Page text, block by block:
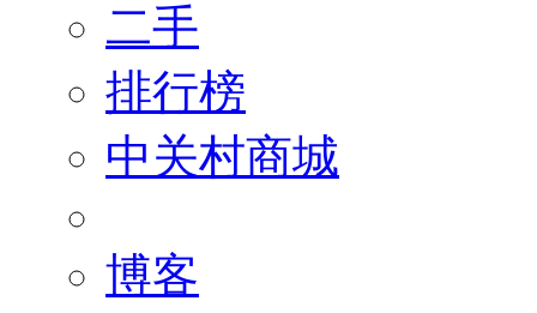
二手
排行榜
中关村商城
博客